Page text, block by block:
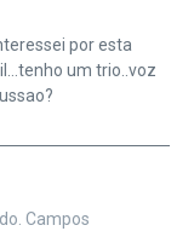
por esta
um trio..voz
Campos